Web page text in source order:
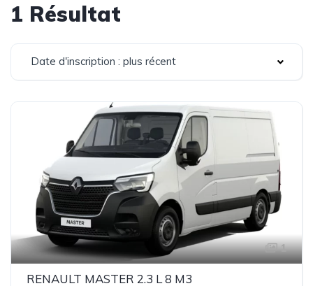
1 Résultat
Date d'inscription : plus récent
1
RENAULT MASTER 2.3 L 8 M3